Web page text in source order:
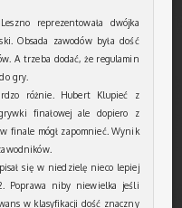
reprezentowała dwójka
Obsada zawodów była dość
A trzeba dodać, że regulamin
gry.
różnie. Hubert Klupieć z
finałowej ale dopiero z
finale mógł zapomnieć. Wynik
się w niedzielę nieco lepiej
Poprawa niby niewielka jeśli
w klasyfikacji dość znaczny